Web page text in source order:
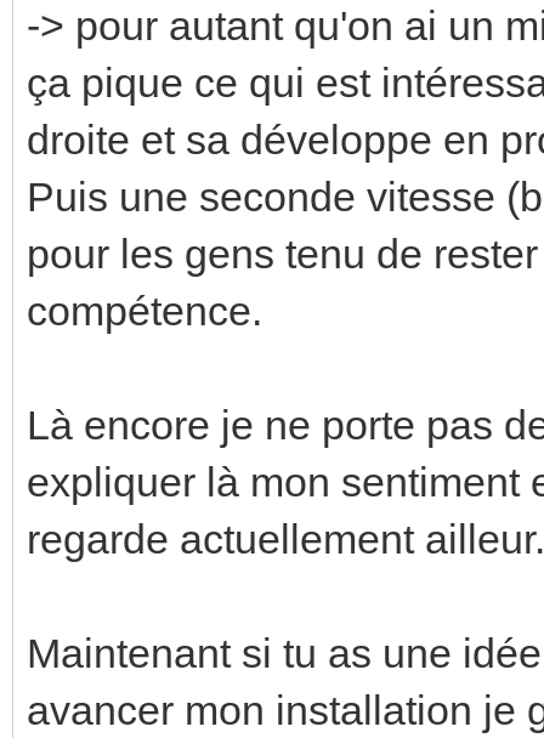
-> pour autant qu'on ai un
ça pique ce qui est
droite et sa développe en
Puis une seconde vitesse
pour les gens tenu de
compétence.
Là encore je ne porte pas
expliquer là mon sentiment
regarde actuellement ailleur.
Maintenant si tu as une
avancer mon installation je